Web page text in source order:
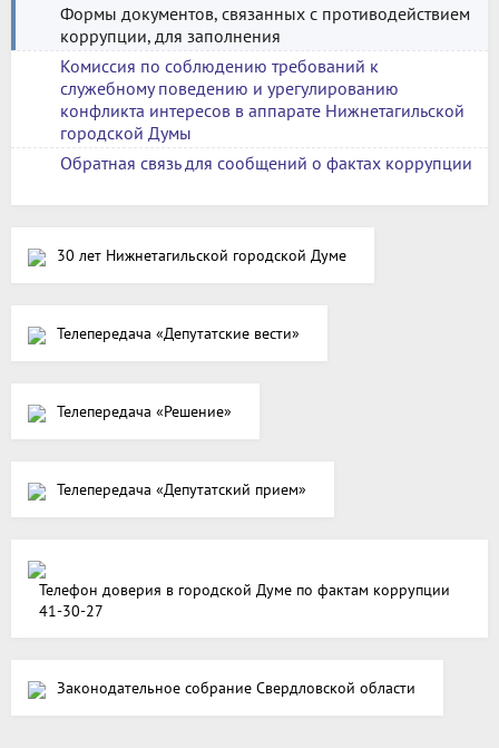
Формы документов, связанных с противодействием
коррупции, для заполнения
Комиссия по соблюдению требований к
служебному поведению и урегулированию
конфликта интересов в аппарате Нижнетагильской
городской Думы
Обратная связь для сообщений о фактах коррупции
30 лет Нижнетагильской городской Думе
Телепередача «Депутатские вести»
Телепередача «Решение»
Телепередача «Депутатский прием»
Телефон доверия в городской Думе по фактам коррупции
41-30-27
Законодательное собрание Свердловской области